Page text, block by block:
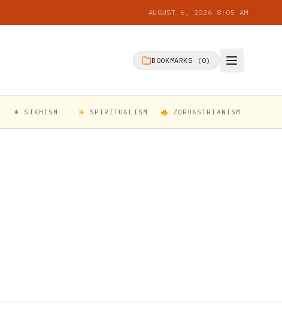
AUGUST 6, 2026 8:05 AM
BOOKMARKS ( 0)
☬ SIKHISM SPIRITUALISM ZOROASTRIANISM